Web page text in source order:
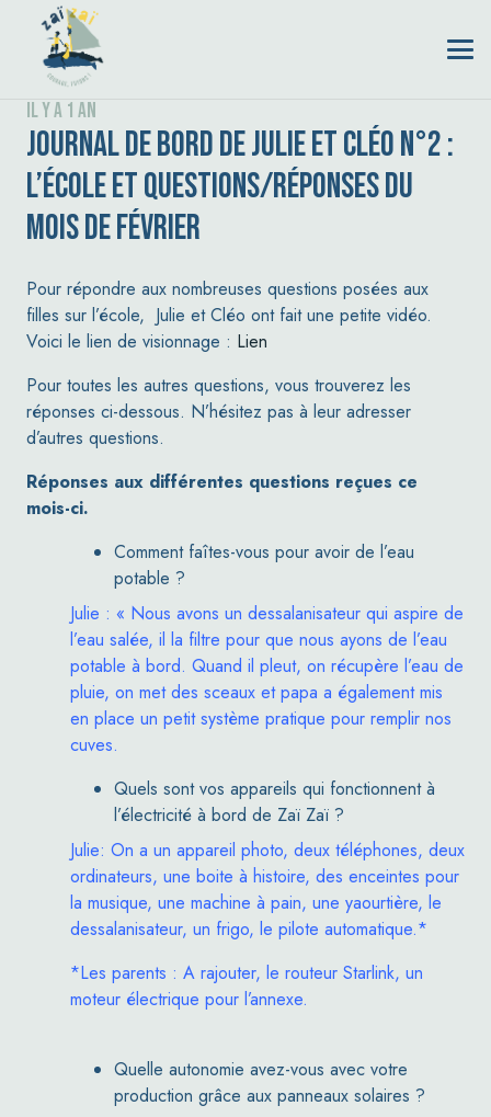
il y a 1 an
JOURNAL DE BORD DE JULIE ET CLÉO N°2 :
L’ÉCOLE ET QUESTIONS/RÉPONSES DU
MOIS DE FÉVRIER
Pour répondre aux nombreuses questions posées aux
filles sur l’école, Julie et Cléo ont fait une petite vidéo.
Voici le lien de visionnage : Lien
Pour toutes les autres questions, vous trouverez les
réponses ci-dessous. N’hésitez pas à leur adresser
d’autres questions.
Réponses aux différentes questions reçues ce
mois-ci.
Comment faîtes-vous pour avoir de l’eau
potable ?
Julie : « Nous avons un dessalanisateur qui aspire de
l’eau salée, il la filtre pour que nous ayons de l’eau
potable à bord. Quand il pleut, on récupère l’eau de
pluie, on met des sceaux et papa a également mis
en place un petit système pratique pour remplir nos
cuves.
Quels sont vos appareils qui fonctionnent à
l’électricité à bord de Zaï Zaï ?
Julie: On a un appareil photo, deux téléphones, deux
ordinateurs, une boite à histoire, des enceintes pour
la musique, une machine à pain, une yaourtière, le
dessalanisateur, un frigo, le pilote automatique.*
*Les parents : A rajouter, le routeur Starlink, un
moteur électrique pour l’annexe.
Quelle autonomie avez-vous avec votre
production grâce aux panneaux solaires ?